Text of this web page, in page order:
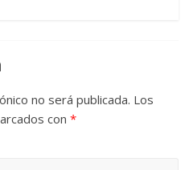
no será publicada. Los
con*